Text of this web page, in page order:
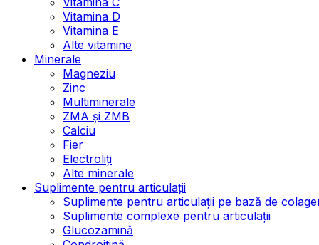
Vitamina D
Vitamina E
Alte vitamine
Minerale
Magneziu
Zinc
Multiminerale
ZMA și ZMB
Calciu
Fier
Electroliți
Alte minerale
Suplimente pentru articulații
Suplimente pentru articulații pe bază de
Suplimente complexe pentru articulații
Glucozamină